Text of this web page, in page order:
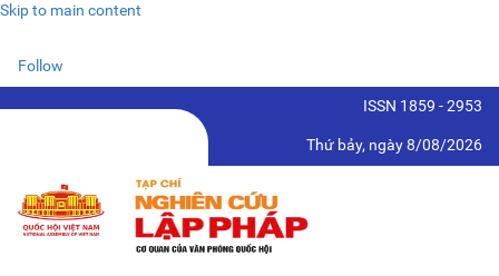
Skip to main content
Follow
ISSN 1859 - 2953
Thứ bảy, ngày 8/08/2026